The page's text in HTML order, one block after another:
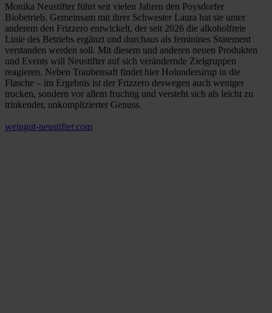
Monika Neustifter führt seit vielen Jahren den Poysdorfer
Biobetrieb. Gemeinsam mit ihrer Schwester Laura hat sie unter
anderem den Frizzero entwickelt, der seit 2026 die alkoholfreie
Linie des Betriebs ergänzt und durchaus als feminines Statement
verstanden werden soll. Mit diesem und anderen neuen Produkten
und Events will Neustifter auf sich verändernde Zielgruppen
reagieren. Neben Traubensaft findet hier Holundersirup in die
Flasche – im Ergebnis ist der Frizzero deswegen auch weniger
trocken, sondern vor allem fruchtig und versteht sich als leicht zu
trinkender, unkomplizierter Genuss.
weingut-neustifter.com